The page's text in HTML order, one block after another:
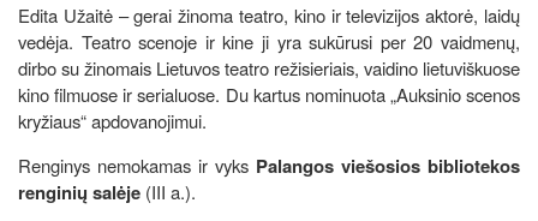
Edita Užaitė – gerai žinoma teatro, kino ir televizijos aktorė, laidų
vedėja. Teatro scenoje ir kine ji yra sukūrusi per 20 vaidmenų,
dirbo su žinomais Lietuvos teatro režisieriais, vaidino lietuviškuose
kino filmuose ir serialuose. Du kartus nominuota „Auksinio scenos
kryžiaus“ apdovanojimui.
Renginys nemokamas ir vyks Palangos viešosios bibliotekos
renginių salėje (III a.).